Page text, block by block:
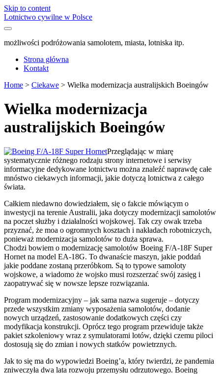
Skip to content
Lotnictwo cywilne w Polsce
możliwości podróżowania samolotem, miasta, lotniska itp.
Strona główna
Kontakt
Home > Ciekawe > Wielka modernizacja australijskich Boeingów
Wielka modernizacja
australijskich Boeingów
Przeglądając w miarę
systematycznie różnego rodzaju strony internetowe i serwisy
informacyjne dedykowane lotnictwu można znaleźć naprawdę całe
mnóstwo ciekawych informacji, jakie dotyczą lotnictwa z całego
świata.
Całkiem niedawno dowiedziałem, się o fakcie mówiącym o
inwestycji na terenie Australii, jaka dotyczy modernizacji samolotów
na poczet służby i działalności wojskowej. Tak czy owak trzeba
przyznać, że moa o ogromnych kosztach i nakładach robotniczych,
ponieważ modernizacja samolotów to duża sprawa.
Chodzi bowiem o modernizację samolotów Boeing F/A-18F Super
Hornet na model EA-18G. To dwanaście maszyn, jakie poddań
jakie poddane zostaną przeróbkom. Są to typowe samoloty
wojskowe, a wiadomo że wojsko musi rozszerzać swój zasięg i
zaopatrywać się w nowsze lepsze rozwiązania.
Program modernizacyjny – jak sama nazwa sugeruje – dotyczy
przede wszystkim zmiany wyposażenia samolotów, dodanie
nowych urządzeń, zastosowanie dodatkowych części czy
modyfikacja konstrukcji. Oprócz tego program przewiduje także
pakiet szkoleniowy wraz z symulatorami lotów, dzięki czemu piloci
dostosują się do zmian i nowych statków powietrznych.
Jak to się ma do wypowiedzi Boeing’a, który twierdzi, że pandemia
zniweczyła dwa lata rozwoju przemysłu odrzutowego. Boeing